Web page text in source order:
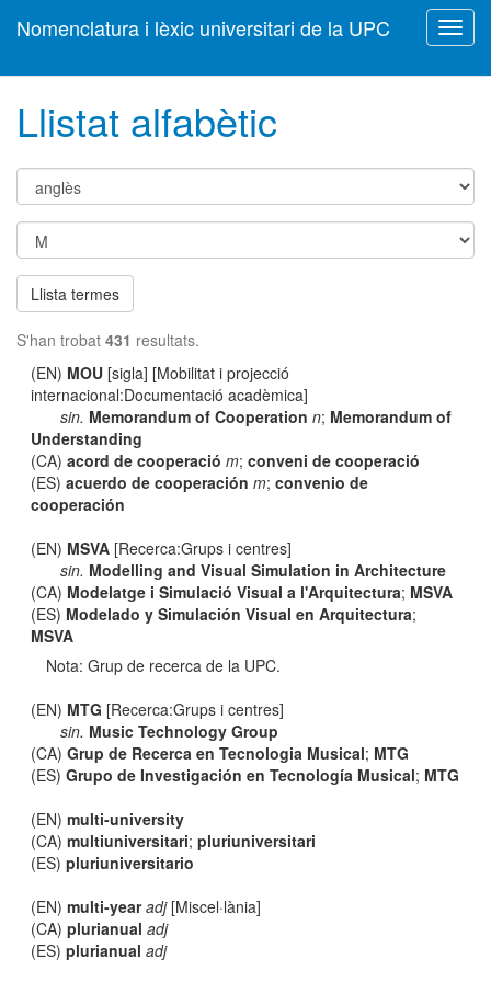
Nomenclatura i lèxic universitari de la UPC
Llistat alfabètic
Llista termes
S'han trobat 431 resultats.
(EN) MOU [sigla] [Mobilitat i projecció
internacional:Documentació acadèmica]
sin. Memorandum of Cooperation n; Memorandum of
Understanding
(CA)acord de cooperació m;conveni de cooperació
(ES)acuerdo de cooperación m;convenio de
cooperación
(EN) MSVA [Recerca:Grups i centres]
sin. Modelling and Visual Simulation in Architecture
(CA) Modelatge i Simulació Visual a l'Arquitectura; MSVA
(ES) Modelado y Simulación Visual en Arquitectura;
MSVA
Nota: Grup de recerca de la UPC.
(EN) MTG [Recerca:Grups i centres]
sin. Music Technology Group
(CA)Grup de Recerca en Tecnologia Musical; MTG
(ES)Grupo de Investigación en Tecnología Musical; MTG
(EN)multi-university
(CA)multiuniversitari;pluriuniversitari
(ES)pluriuniversitario
(EN)multi-year adj[Miscel·lània]
(CA)plurianual adj
(ES)plurianual adj